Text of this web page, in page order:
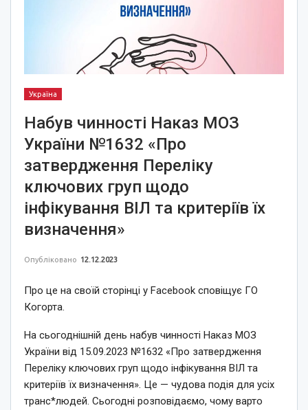
Україна
Набув чинності Наказ МОЗ
України №1632 «Про
затвердження Переліку
ключових груп щодо
інфікування ВІЛ та критеріїв їх
визначення»
Опубліковано 12.12.2023
Про це на своїй сторінці у Facebook сповіщує ГО
Когорта.
На сьогоднішній день набув чинності Наказ МОЗ
України від 15.09.2023 №1632 «Про затвердження
Переліку ключових груп щодо інфікування ВІЛ та
критеріїв їх визначення». Це — чудова подія для усіх
транс*людей. Сьогодні розповідаємо, чому варто